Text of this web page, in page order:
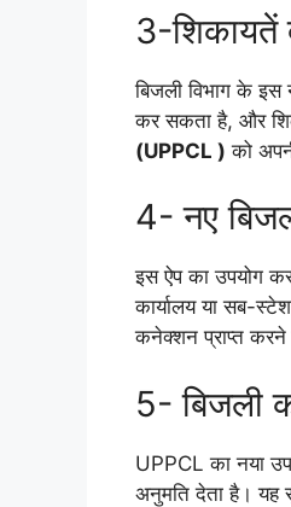
3-शिकायतें
बिजली विभाग के
कर सकता है, और
(UPPCL ) को
4- नए
इस ऐप का उपयोग
कार्यालय या सब-
कनेक्शन प्राप्त
5- बिजली
UPPCL का नया
अनुमति देता है। यह